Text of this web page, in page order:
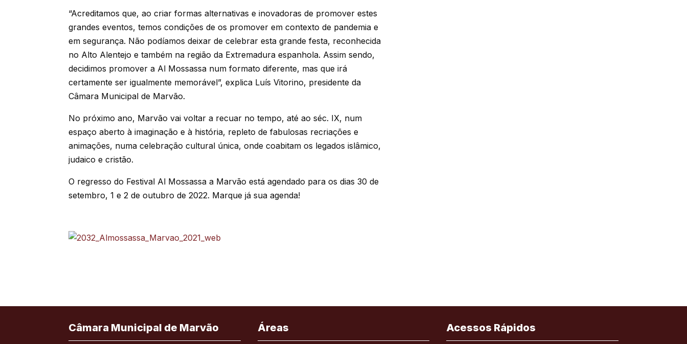
“Acreditamos que, ao criar formas alternativas e inovadoras de promover estes
grandes eventos, temos condições de os promover em contexto de pandemia e
em segurança. Não podíamos deixar de celebrar esta grande festa, reconhecida
no Alto Alentejo e também na região da Extremadura espanhola. Assim sendo,
decidimos promover a Al Mossassa num formato diferente, mas que irá
certamente ser igualmente memorável”, explica Luís Vitorino, presidente da
Câmara Municipal de Marvão.
No próximo ano, Marvão vai voltar a recuar no tempo, até ao séc. IX, num
espaço aberto à imaginação e à história, repleto de fabulosas recriações e
animações, numa celebração cultural única, onde coabitam os legados islâmico,
judaico e cristão.
O regresso do Festival Al Mossassa a Marvão está agendado para os dias 30 de
setembro, 1 e 2 de outubro de 2022. Marque já sua agenda!
Câmara Municipal de Marvão Áreas Acessos Rápidos